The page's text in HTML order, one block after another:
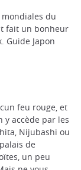
du
fait un bonheur
Guide Japon
feu rouge, et
y accède par les
Nijubashi ou
de
un peu